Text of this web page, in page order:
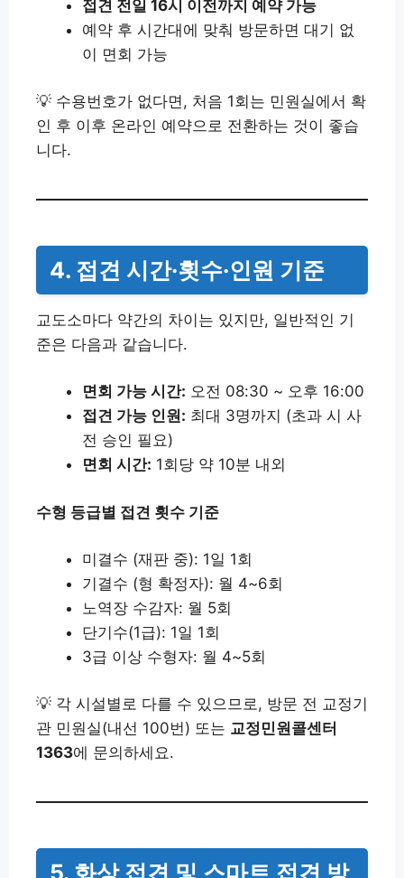
접견 전일 16시 이전까지 예약 가능
예약 후 시간대에 맞춰 방문하면 대기 없
이 면회 가능
💡 수용번호가 없다면, 처음 1회는 민원실에서 확
인 후 이후 온라인 예약으로 전환하는 것이 좋습
니다.
4. 접견 시간·횟수·인원 기준
교도소마다 약간의 차이는 있지만, 일반적인 기
준은 다음과 같습니다.
면회 가능 시간: 오전 08:30 ~ 오후 16:00
접견 가능 인원: 최대 3명까지 (초과 시 사
전 승인 필요)
면회 시간: 1회당 약 10분 내외
수형 등급별 접견 횟수 기준
미결수 (재판 중): 1일 1회
기결수 (형 확정자): 월 4~6회
노역장 수감자: 월 5회
단기수(1급): 1일 1회
3급 이상 수형자: 월 4~5회
💡 각 시설별로 다를 수 있으므로, 방문 전 교정기
관 민원실(내선 100번) 또는 교정민원콜센터
1363에 문의하세요.